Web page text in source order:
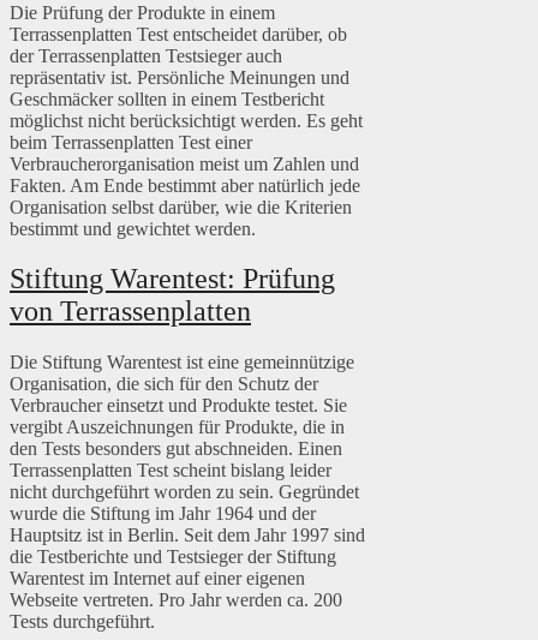
Die Prüfung der Produkte in einem
Terrassenplatten Test entscheidet darüber, ob
der Terrassenplatten Testsieger auch
repräsentativ ist. Persönliche Meinungen und
Geschmäcker sollten in einem Testbericht
möglichst nicht berücksichtigt werden. Es geht
beim Terrassenplatten Test einer
Verbraucherorganisation meist um Zahlen und
Fakten. Am Ende bestimmt aber natürlich jede
Organisation selbst darüber, wie die Kriterien
bestimmt und gewichtet werden.
Stiftung Warentest: Prüfung
von Terrassenplatten
Die Stiftung Warentest ist eine gemeinnützige
Organisation, die sich für den Schutz der
Verbraucher einsetzt und Produkte testet. Sie
vergibt Auszeichnungen für Produkte, die in
den Tests besonders gut abschneiden. Einen
Terrassenplatten Test scheint bislang leider
nicht durchgeführt worden zu sein. Gegründet
wurde die Stiftung im Jahr 1964 und der
Hauptsitz ist in Berlin. Seit dem Jahr 1997 sind
die Testberichte und Testsieger der Stiftung
Warentest im Internet auf einer eigenen
Webseite vertreten. Pro Jahr werden ca. 200
Tests durchgeführt.